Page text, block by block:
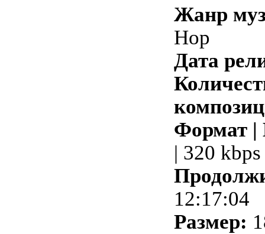
Жанр
Hop
Дата
Формат |
| 320 kbps
12:17:04
Размер: